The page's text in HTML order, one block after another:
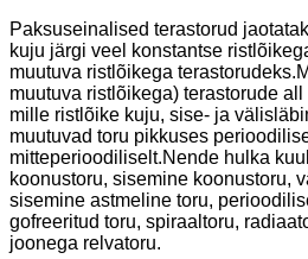
Paksuseinalised terastorud
kuju järgi veel konstantse
muutuva ristlõikega
muutuva ristlõikega) terastorude
mille ristlõike kuju, sise- ja
muutuvad toru pikkuses
mitteperioodiliselt.Nende hulka
koonustoru, sisemine koonustoru,
sisemine astmeline toru,
gofreeritud toru, spiraaltoru,
joonega relvatoru.